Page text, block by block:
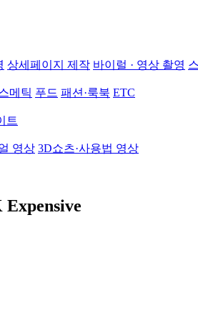
상세페이지 제작 바이럴 · 영상 촬영
메틱 푸드 패션·룩북 ETC
트
영상 3D쇼츠·사용법 영상
Expensive